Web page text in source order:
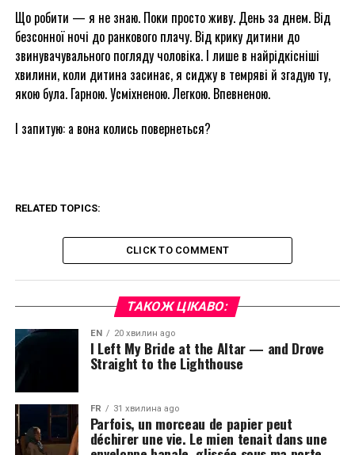
Що робити — я не знаю. Поки просто живу. День за днем. Від
безсонної ночі до ранкового плачу. Від крику дитини до
звинувачувального погляду чоловіка. І лише в найрідкісніші
хвилини, коли дитина засинає, я сиджу в темряві й згадую ту,
якою була. Гарною. Усміхненою. Легкою. Впевненою.
І запитую: а вона колись повернеться?
RELATED TOPICS:
CLICK TO COMMENT
ТАКОЖ ЦІКАВО:
EN 20 хвилин ago
I Left My Bride at the Altar — and Drove
Straight to the Lighthouse
FR 31 хвилина ago
Parfois, un morceau de papier peut
déchirer une vie. Le mien tenait dans une